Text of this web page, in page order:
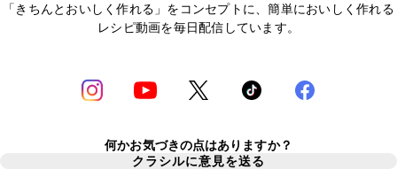
「きちんとおいしく作れる」をコンセプトに、簡単においしく作れる
レシピ動画を毎日配信しています。
何かお気づきの点はありますか？
クラシルに意見を送る